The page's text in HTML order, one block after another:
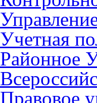
Учетная
Районное
Правовое